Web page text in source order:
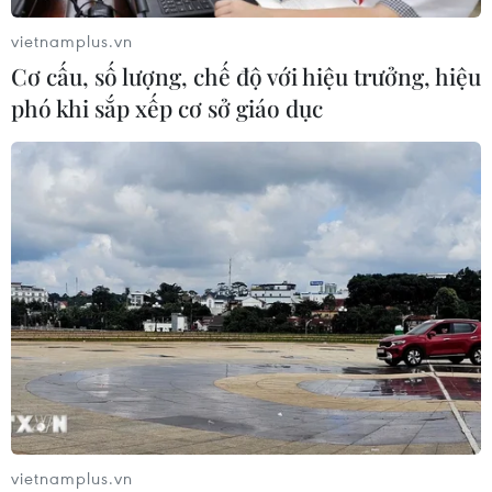
Xem thêm
CƠ QUAN CHỦ QUẢN: THÔNG TẤN XÃ VIỆT NAM
Tổng Biên tập: TRẦN TIẾN DUẨN
Phó Tổng Biên tập: NGUYỄN THỊ TÁM, KHÚC THANH
THỦY
vietnamplus.vn
Cơ cấu, số lượng, chế độ với hiệu trưởng, hiệu
phó khi sắp xếp cơ sở giáo dục
vietnamplus.vn